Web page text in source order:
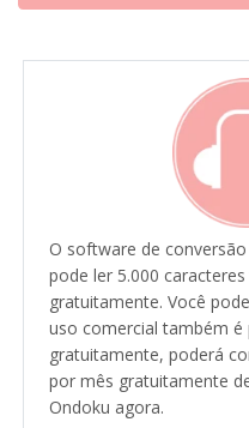
O software de
pode ler 5.000
gratuitamente. Você
uso comercial também é
gratuitamente, poderá
por mês gratuitamente
Ondoku agora.